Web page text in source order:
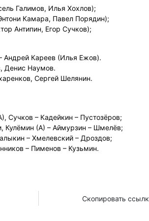
Галимов, Илья Хохлов);
Камара, Павел Порядин);
Антипин, Егор Сучков);
Андрей Кареев (Илья Ежов).
Денис Наумов.
Сергей Шелянин.
Сучков – Кадейкин – Пустозёров;
Кулёмин (А) – Аймурзин – Шмелёв;
– Хмелевский – Дроздов;
– Пименов – Кузьмин.
Скопировать